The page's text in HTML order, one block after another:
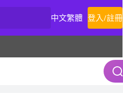
中文繁體 登入 /註冊